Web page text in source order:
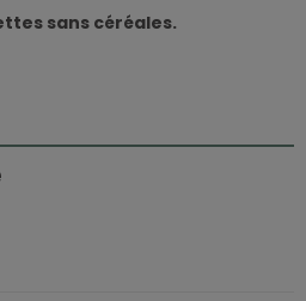
sans céréales.